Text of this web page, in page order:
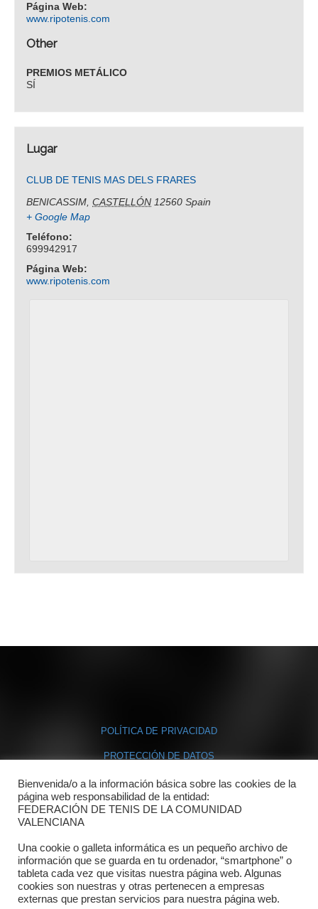
Página Web:
www.ripotenis.com
Other
PREMIOS METÁLICO
SÍ
Lugar
CLUB DE TENIS MAS DELS FRARES
BENICASSIM CASTELLÓN 12560 Spain
+ Google Map
Teléfono:
699942917
Página Web:
www.ripotenis.com
POLÍTICA DE PRIVACIDAD
PROTECCIÓN DE DATOS
POLÍTICA DE COOKIES
Dónde estamos
Directorio departamentos
Horario
Bienvenida/o a la información básica sobre las cookies de la
página web responsabilidad de la entidad:
FEDERACIÓN DE TENIS DE LA COMUNIDAD
VALENCIANA
Una cookie o galleta informática es un pequeño archivo de
información que se guarda en tu ordenador, “smartphone” o
tableta cada vez que visitas nuestra página web. Algunas
cookies son nuestras y otras pertenecen a empresas
externas que prestan servicios para nuestra página web.